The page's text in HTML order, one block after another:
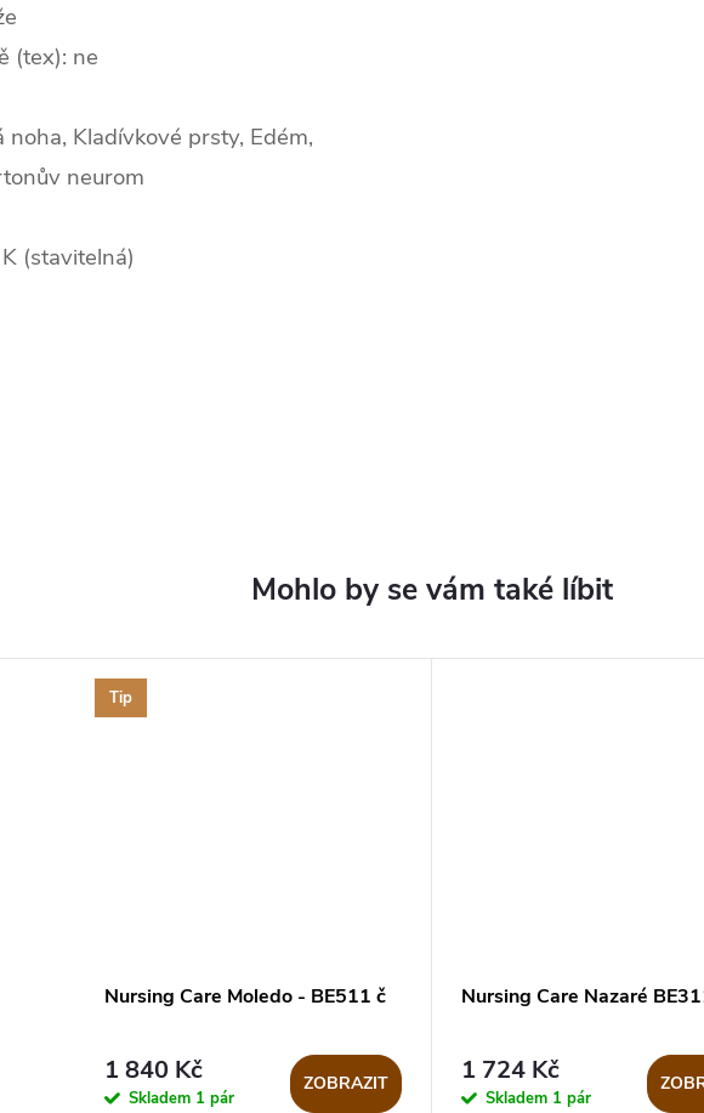
(tex): ne
noha, Kladívkové prsty, Edém,
neurom
K (stavitelná)
Tip
Nursing Care Moledo - BE511 č
1 840 Kč
Skladem 1 pár
ZOBRAZIT
Nursing Care Nazaré
1 724 Kč
Skladem 1 pár